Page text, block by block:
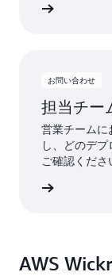
お問い合わせ
担当チー
営業チームに
し、どのデ
ご確認くださ
AWS